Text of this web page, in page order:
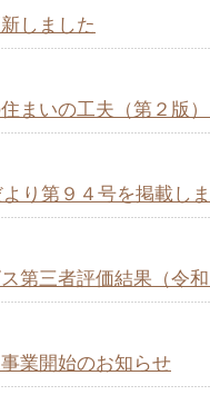
しました
まいの工夫（第２版
り第９４号を掲載し
第三者評価結果（令
業開始のお知らせ